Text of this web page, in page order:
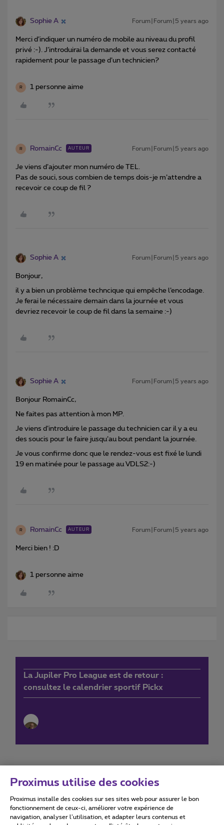
Sophie A Forum|Forum|5 years ago
Merci d’indiquer un numéro de mobile au niveau du profil
privé :-). J’introduirai la demande et vous serez contacté
rapidement pour le passage d’un technicien?
R 1 personne aime
R RomainCc AUTEUR Forum|Forum|5 years ago
Je viens d’ajouter mon numéro de TEL.
Pas de souci, sous combien de temps dois-je m’attendre a
recevoir ce coup de fil ?
Sophie A Forum|Forum|5 years ago
Bonjour,
il y a bien un problème techncique qui empêche l’encodage.
Je ferai le nécessaire demain dans la journée et vous
devriez recevoir le coup de fil dans la semaine :-)
Sophie A Forum|Forum|5 years ago
Bonjour RomainCc,
Ne faites pas attention à mon MP.
Je viens d’introduire le passage du technicien car il y a eu
des soucis pour le faire jusqu’au bout pendant la journée.
Je vous confirme donc que le rendez-vous est fixé le lundi
19 en matinée pour le passage au VDLS2:-)
R RomainCc AUTEUR Forum|Forum|5 years ago
Merci bien ! :D
1 personne aime
La Jupiler Pro League est de retour :
consultez le calendrier sportif Pickx
Conditions d'utilisation Accessibility statement
Proximus utilise des cookies
Proximus installe des cookies sur ses sites web pour assurer le bon
fonctionnement de ceux-ci, améliorer votre expérience de
navigation, analyser l’utilisation, et adapter leurs contenus et